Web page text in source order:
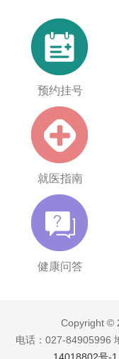
预约挂号
就医指南
健康问答
Copyright ©
电话：027-84905996